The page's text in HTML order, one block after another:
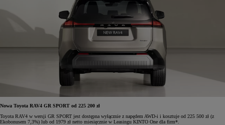
Nowa Toyota RAV4 GR SPORT od 225 200 zł
Toyota RAV4 w wersji GR SPORT jest dostępna wyłącznie z napędem AWD-i i kosztuje od 225 500 zł (z
Ekobonusem 7,3%) lub od 1979 zł netto miesięcznie w Leasingu KINTO One dla firm*.